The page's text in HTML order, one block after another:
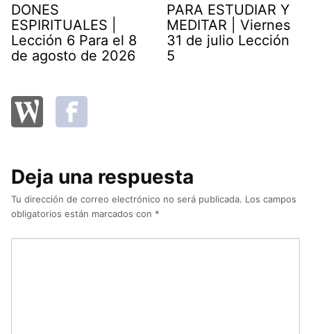
DONES
ESPIRITUALES |
Lección 6 Para el 8
de agosto de 2026
PARA ESTUDIAR Y
MEDITAR | Viernes
31 de julio Lección
5
Deja una respuesta
Tu dirección de correo electrónico no será publicada. Los campos
obligatorios están marcados con *